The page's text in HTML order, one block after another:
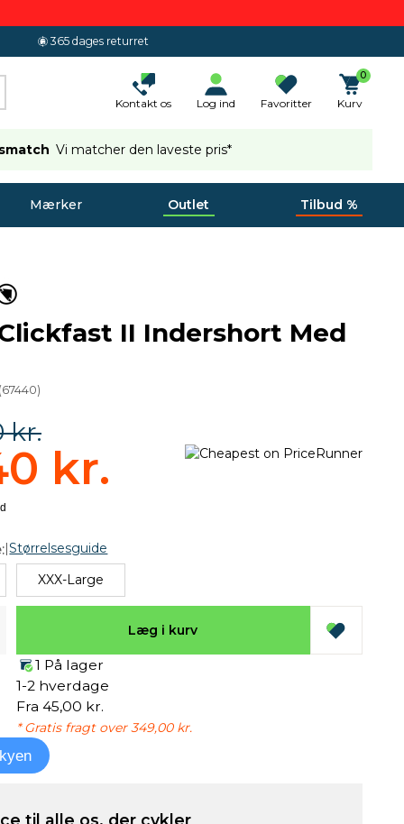
365 dages returret
Kontakt os Log ind Favoritter
0
Kurv
Vi matcher den laveste pris*
Mærker Outlet Tilbud %
II Indershort Med
(67440)
kr.
kr.
|Størrelsesguide
XXX-Large
Læg i kurv
1 På lager
1-2 hverdage
Fra 45,00 kr.
* Gratis fragt over 349,00 kr.
til alle os, der cykler